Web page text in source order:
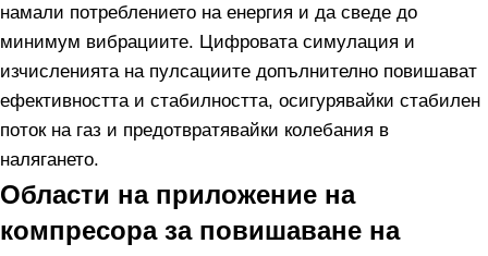
намали потреблението на енергия и да сведе до
минимум вибрациите. Цифровата симулация и
изчисленията на пулсациите допълнително повишават
ефективността и стабилността, осигурявайки стабилен
поток на газ и предотвратявайки колебания в
налягането.
Области на приложение на
компресора за повишаване на